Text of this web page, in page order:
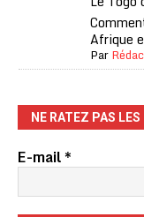
Afrique
Par
NE RATEZ PAS LES
E-mail*